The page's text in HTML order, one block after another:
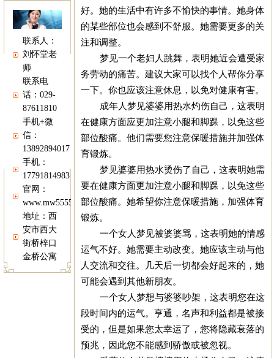
联系人：
刘怀堂老
师
联系电
话：029-
87611810
手机+微
信：
13892894017
手机：
17791814983
官网：
www.mw5555.com
地址：西
安市西大
街桥梓口
金桥公寓
好。她的生活中有许多不愉快的事情。她身体
的某些部位也会感到不舒服。她需要更多的关
注和调整。
梦见一个老妇人跳舞，表明她近会遭受家
务劳动的痛苦。建议大家可以找个人帮你分享
一下。你也应该注意休息，以免对健康有害。
成年人梦见婆婆用热水灼伤自己，这表明
在健康方面应更加注意小腿和脚踝，以免这些
部位酸痛。他们需要您注意保暖措施并加强体
育锻炼。
梦见婆婆用热水烫伤了自己，这表明她需
要在健康方面更加注意小腿和脚踝，以免这些
部位酸痛。她希望你注意保暖措施，加强体育
锻炼。
一个女人梦见被婆婆骂，这表明她的情感
运气不好。她需要主动改变。她应该主动与他
人交流和交往。几天后一切都会好起来的，她
可能会遇到其他新朋友。
一个女人梦想与婆婆吵架，这表明您在这
段时间内的运气。亨通，名声和利益都是被接
受的，但是如果您太幸运了，您将隐藏衰落的
预兆，因此您不能感到骄傲或被忽视。